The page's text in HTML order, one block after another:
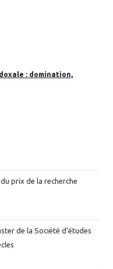
: domination,
prix de la recherche
de la Société d’études